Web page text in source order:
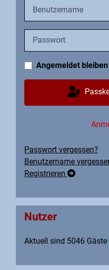
Angemeldet bleiben
Passwort vergessen?
Benutzername
Registrieren
Nutzer
Aktuell sind 5046